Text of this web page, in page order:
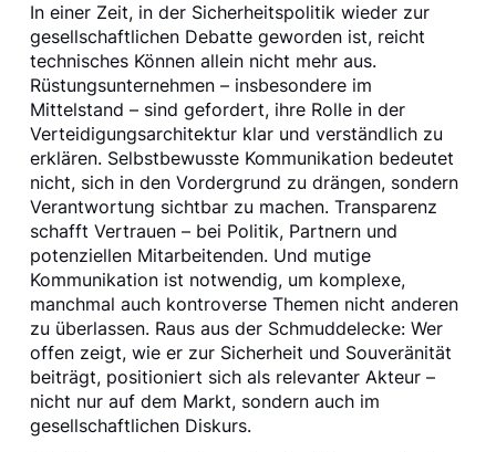
In einer Zeit, in der Sicherheitspolitik wieder zur
gesellschaftlichen Debatte geworden ist, reicht
technisches Können allein nicht mehr aus.
Rüstungsunternehmen – insbesondere im
Mittelstand – sind gefordert, ihre Rolle in der
Verteidigungsarchitektur klar und verständlich zu
erklären. Selbstbewusste Kommunikation bedeutet
nicht, sich in den Vordergrund zu drängen, sondern
Verantwortung sichtbar zu machen. Transparenz
schafft Vertrauen – bei Politik, Partnern und
potenziellen Mitarbeitenden. Und mutige
Kommunikation ist notwendig, um komplexe,
manchmal auch kontroverse Themen nicht anderen
zu überlassen. Raus aus der Schmuddelecke: Wer
offen zeigt, wie er zur Sicherheit und Souveränität
beiträgt, positioniert sich als relevanter Akteur –
nicht nur auf dem Markt, sondern auch im
gesellschaftlichen Diskurs.